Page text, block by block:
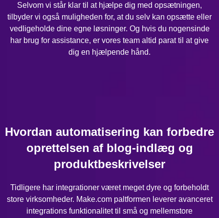
Selvom vi står klar til at hjælpe dig med opsætningen,
tilbyder vi også muligheden for, at du selv kan opsætte eller
vedligeholde dine egne løsninger. Og hvis du nogensinde
har brug for assistance, er vores team altid parat til at give
dig en hjælpende hånd.
Hvordan automatisering kan forbedre
oprettelsen af blog-indlæg og
produktbeskrivelser
Tidligere har integrationer været meget dyre og forbeholdt
store virksomheder. Make.com paltformen leverer avanceret
integrations funktionalitet til små og mellemstore